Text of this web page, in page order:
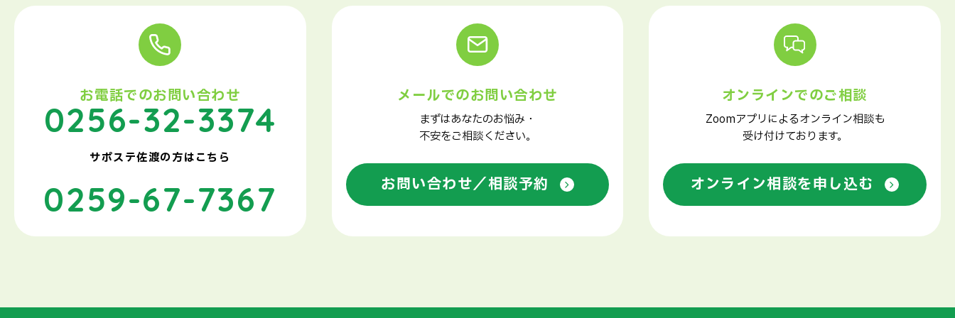
お電話でのお問い合わせ
0256-32-3374
サポステ佐渡の方はこちら
0259-67-7367
メールでのお問い合わせ
まずはあなたのお悩み・
不安をご相談ください。
お問い合わせ／相談予約
オンラインでのご相談
Zoomアプリによるオンライン相談も
受け付けております。
オンライン相談を申し込む